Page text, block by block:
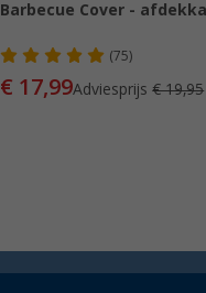
Barbecue Cover -
(75)
€ 17,99Adviesprijs€ 19,95